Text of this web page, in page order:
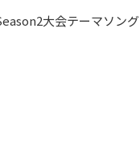
大会テーマソング